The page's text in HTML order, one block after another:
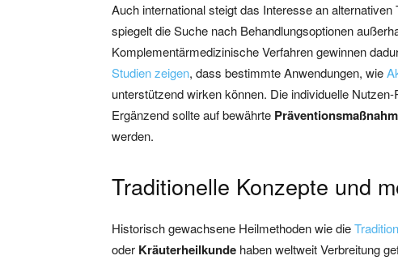
Auch international steigt das Interesse an
spiegelt die Suche nach Behandlungsoptionen
Komplementärmedizinische Verfahren gewinnen
Studien zeigen, dass bestimmte Anwendungen, wie
unterstützend wirken können. Die individuelle
Ergänzend sollte auf bewährte
werden.
Traditionelle Konzepte und
Historisch gewachsene Heilmethoden wie die
oder Kräuterheilkunde haben weltweit Verbreitung